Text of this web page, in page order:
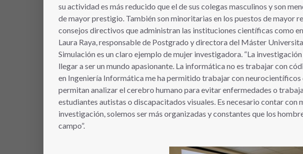
su actividad es más reducido que el de sus colegas masculinos y son
de mayor prestigio. También son minoritarias en los puestos de mayor
consejos directivos que administran las instituciones científicas como
Laura Raya, responsable de Postgrado y directora del Máster
Simulación es un claro ejemplo de mujer investigadora. “La
llegar a ser un mundo apasionante. La informática no es trabajar con
en Ingeniería Informática me ha permitido trabajar con
permitan analizar el cerebro humano para evitar enfermedades o
estudiantes autistas o discapacitados visuales. Es necesario contar con
investigación, solemos ser más organizadas y constantes que los
campo”.